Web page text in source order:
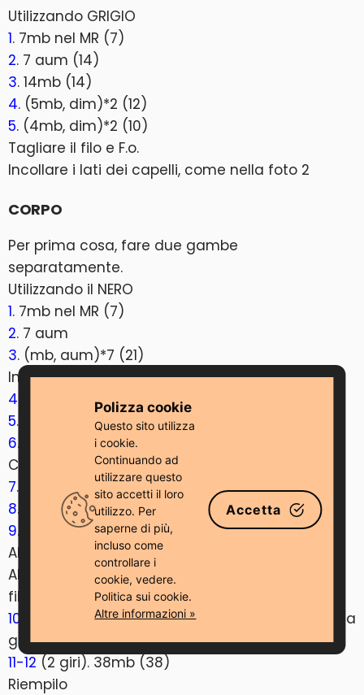
Utilizzando GRIGIO
1. 7mb nel MR (7)
2. 7 aum (14)
3. 14mb (14)
4. (5mb, dim)*2 (12)
5. (4mb, dim)*2 (10)
Tagliare il filo e F.o.
Incollare i lati dei capelli, come nella foto 2
CORPO
Per prima cosa, fare due gambe
separatamente.
Utilizzando il NERO
1. 7mb nel MR (7)
2. 7 aum
3. (mb, aum)*7 (21)
Incollare un pezzo di acetato sul lato sinistro.
4 . 21mb BLO (21)
5. 21mb (21)
6. 6mb, 4dim, 7mb (17)
Cambia in GRIGIO
7. 17mbss BLO (17)
8. (7mb, aum)*2, mb (19)
9. 19mb (19)
Alla fine della prima gamba, tagliare il filo e F.o.
Alla fine della seconda gamba, non tagliare il
filo, continua per iniziare il corpo.
10
. 5 mb nella seconda gamba, 19 mb nella prima
gamba, 14 mb nella seconda gamba. (38)
11-12 (2 giri). 38mb (38)
Riempilo
Polizza cookie
Questo sito utilizza
i cookie.
Continuando ad
utilizzare questo
sito accetti il ​​loro
utilizzo. Per
saperne di più,
incluso come
controllare i
cookie, vedere.
Politica sui cookie.
Altre informazioni »
Accetta